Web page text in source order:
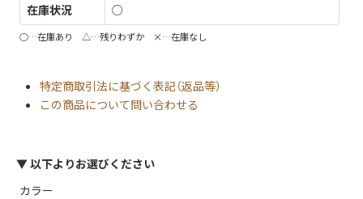
在庫状況
○
○…在庫あり △…残りわずか ×…在庫なし
特定商取引法に基づく表記（返品等）
この商品について問い合わせる
▼ 以下よりお選びください
カラー